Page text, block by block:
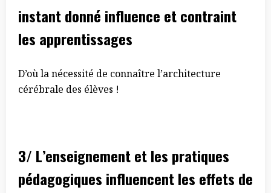
instant donné influence et contraint
les apprentissages
D’où la nécessité de connaître l’architecture
cérébrale des élèves !
3/ L’enseignement et les pratiques
pédagogiques influencent les effets de